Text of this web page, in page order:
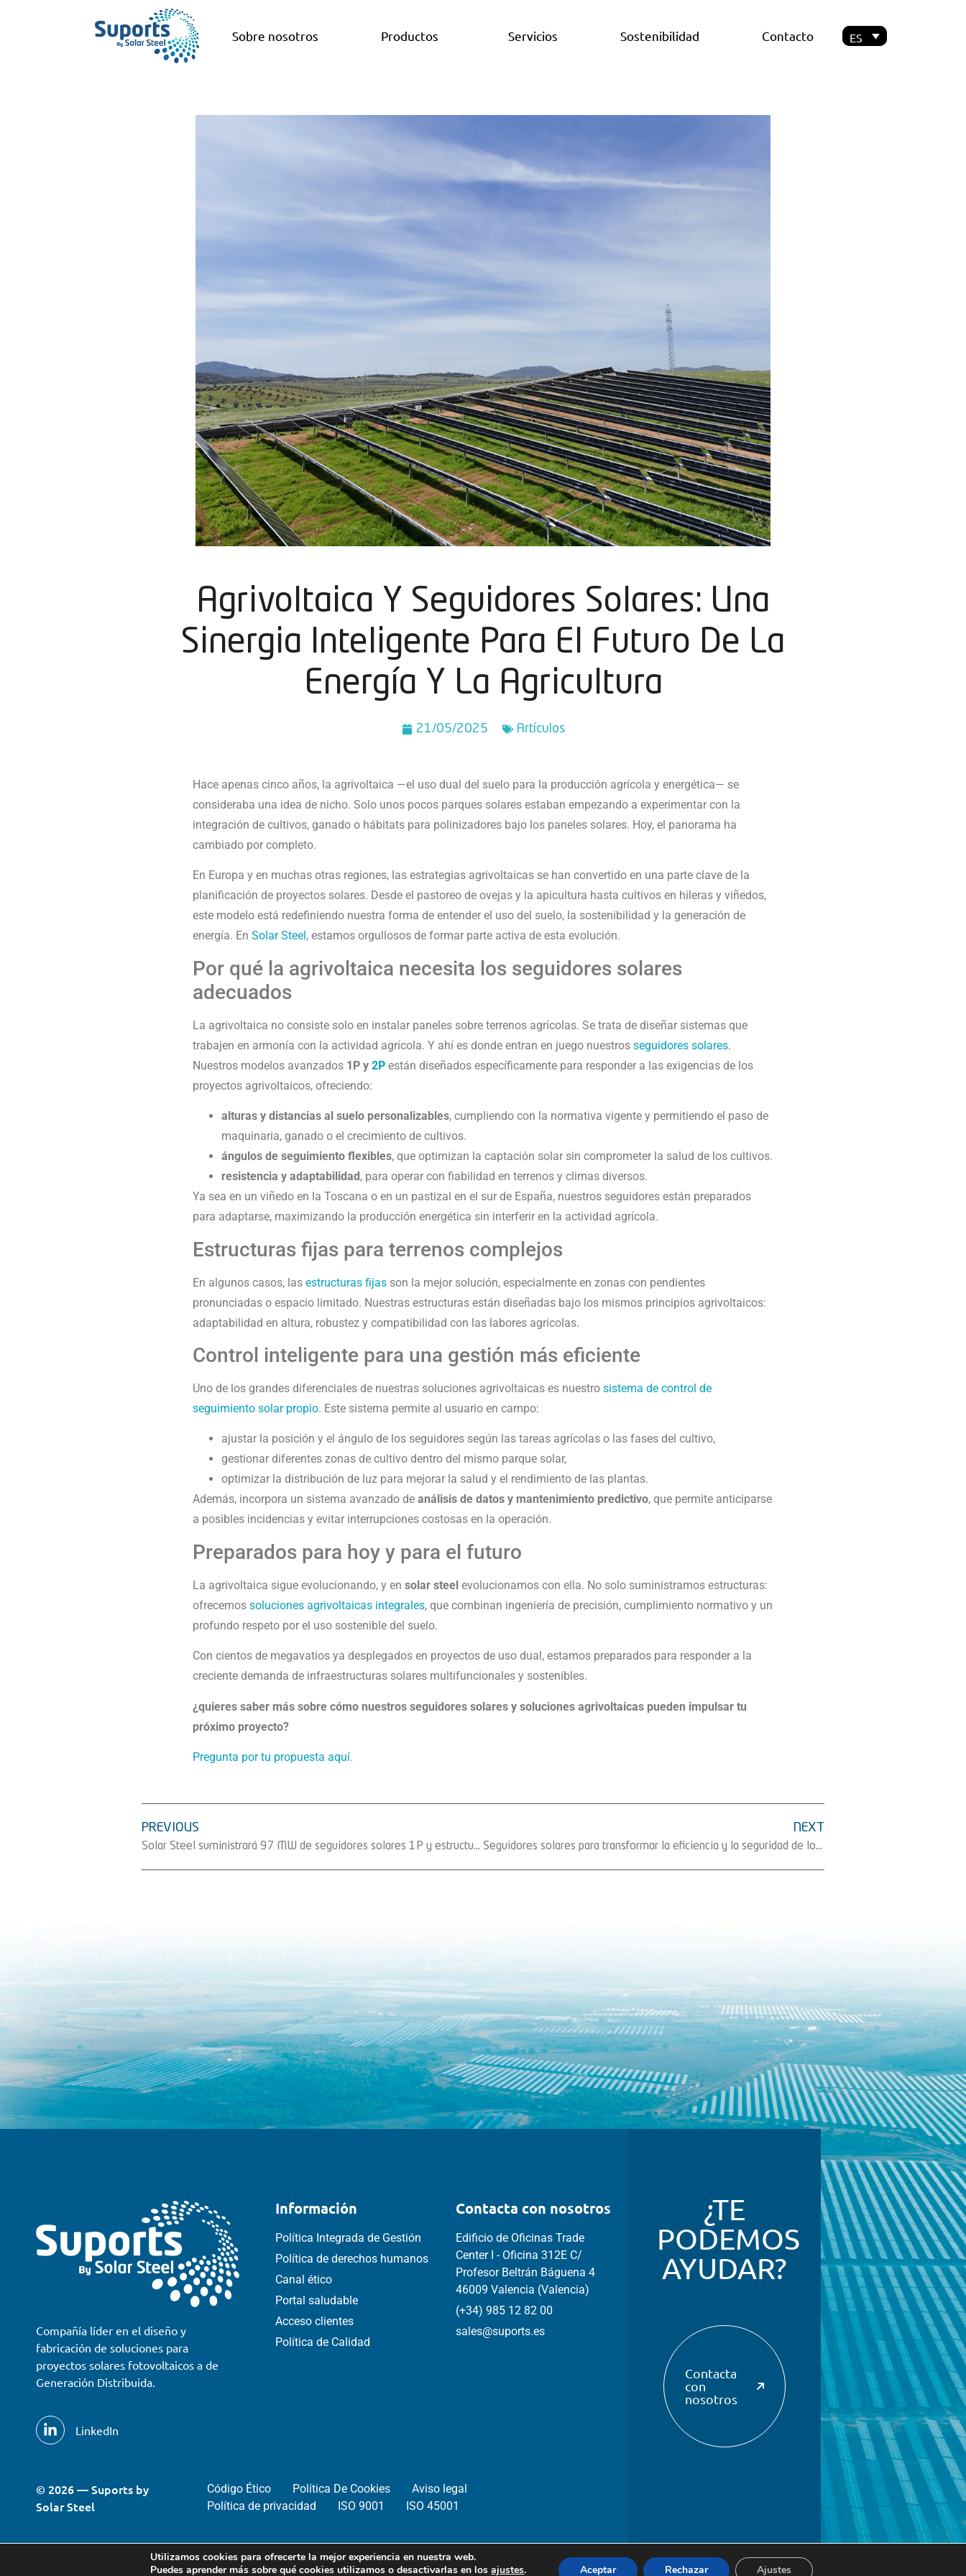
Sobre nosotros Productos Servicios Sostenibilidad Contacto ES
Agrivoltaica Y Seguidores Solares: Una
Sinergia Inteligente Para El Futuro De La
Energía Y La Agricultura
21/05/2025 Artí­culos
Hace apenas cinco años, la agrivoltaica —el uso dual del suelo para la producción agrícola y energética— se
consideraba una idea de nicho. Solo unos pocos parques solares estaban empezando a experimentar con la
integración de cultivos, ganado o hábitats para polinizadores bajo los paneles solares. Hoy, el panorama ha
cambiado por completo.
En Europa y en muchas otras regiones, las estrategias agrivoltaicas se han convertido en una parte clave de la
planificación de proyectos solares. Desde el pastoreo de ovejas y la apicultura hasta cultivos en hileras y viñedos,
este modelo está redefiniendo nuestra forma de entender el uso del suelo, la sostenibilidad y la generación de
energía. EnSolar Steel , estamos orgullosos de formar parte activa de esta evolución.
Por qué la agrivoltaica necesita los seguidores solares
adecuados
La agrivoltaica no consiste solo en instalar paneles sobre terrenos agrícolas. Se trata de diseñar sistemas que
trabajen en armonía con la actividad agrícola. Y ahí es donde entran en juego nuestrosseguidores solares.
Nuestros modelos avanzados 1P y2P están diseñados específicamente para responder a las exigencias de los
proyectos agrivoltaicos, ofreciendo:
alturas y distancias al suelo personalizables, cumpliendo con la normativa vigente y permitiendo el paso de
maquinaria, ganado o el crecimiento de cultivos.
ángulos de seguimiento flexibles, que optimizan la captación solar sin comprometer la salud de los cultivos.
resistencia y adaptabilidad , para operar con fiabilidad en terrenos y climas diversos.
Ya sea en un viñedo en la Toscana o en un pastizal en el sur de España, nuestros seguidores están preparados
para adaptarse, maximizando la producción energética sin interferir en la actividad agrícola.
Estructuras fijas para terrenos complejos
En algunos casos, lasestructuras fijas son la mejor solución, especialmente en zonas con pendientes
pronunciadas o espacio limitado. Nuestras estructuras están diseñadas bajo los mismos principios agrivoltaicos:
adaptabilidad en altura, robustez y compatibilidad con las labores agrícolas.
Control inteligente para una gestión más eficiente
Uno de los grandes diferenciales de nuestras soluciones agrivoltaicas es nuestrosistema de control de
seguimiento solar propio. Este sistema permite al usuario en campo:
ajustar la posición y el ángulo de los seguidores según las tareas agrícolas o las fases del cultivo,
gestionar diferentes zonas de cultivo dentro del mismo parque solar,
optimizar la distribución de luz para mejorar la salud y el rendimiento de las plantas.
Además, incorpora un sistema avanzado deanálisis de datos y mantenimiento predictivo, que permite anticiparse
a posibles incidencias y evitar interrupciones costosas en la operación.
Preparados para hoy y para el futuro
La agrivoltaica sigue evolucionando, y ensolar steel evolucionamos con ella. No solo suministramos estructuras:
ofrecemossoluciones agrivoltaicas integrales, que combinan ingeniería de precisión, cumplimiento normativo y un
profundo respeto por el uso sostenible del suelo.
Con cientos de megavatios ya desplegados en proyectos de uso dual, estamos preparados para responder a la
creciente demanda de infraestructuras solares multifuncionales y sostenibles.
¿quieres saber más sobre cómo nuestros seguidores solares y soluciones agrivoltaicas pueden impulsar tu
próximo proyecto?
Pregunta por tu propuesta aquí.
PREVIOUS
Solar Steel suministrará 97 MW de seguidores solares 1P y estructuras fijas en Italia
NEXT
Seguidores solares para transformar la eficiencia y la seguridad de los parques solares
Compañía líder en el diseño y
fabricación de soluciones para
proyectos solares fotovoltaicos a de
Generación Distribuida.
LinkedIn
Información
Política Integrada de Gestión
Política de derechos humanos
Canal ético
Portal saludable
Acceso clientes
Política de Calidad
Contacta con nosotros
Edificio de Oficinas Trade
Center I - Oficina 312E C/
Profesor Beltrán Báguena 4
46009 Valencia (Valencia)
(+34) 985 12 82 00
sales@suports.es
© 2026 — Suports by
Solar Steel
Código Ético Política De Cookies
Aviso legal
Política de privacidad
ISO 9001 ISO 45001
¿TE
PODEMOS
AYUDAR?
Contacta
con
nosotros
Utilizamos cookies para ofrecerte la mejor experiencia en nuestra web.
Puedes aprender más sobre qué cookies utilizamos o desactivarlas en losajustes. Aceptar Rechazar Ajustes